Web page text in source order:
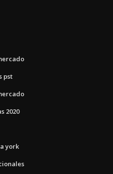
pst
2020
york